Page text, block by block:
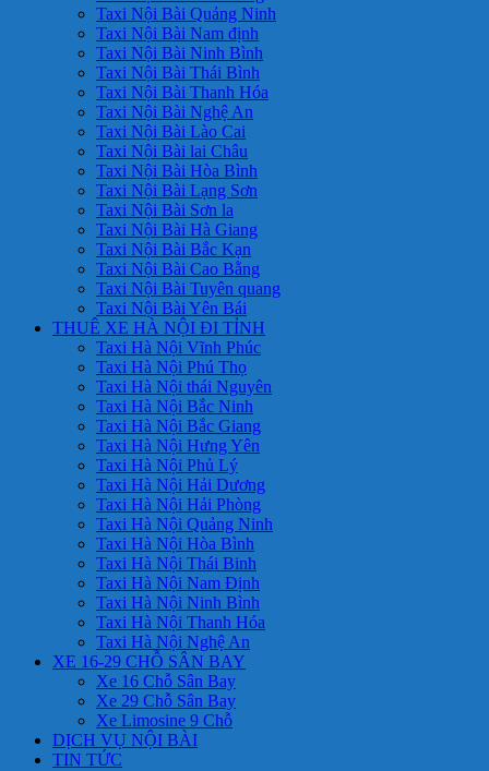
Taxi Nội Bài Quảng Ninh
Taxi Nội Bài Nam định
Taxi Nội Bài Ninh Bình
Taxi Nội Bài Thái Bình
Taxi Nội Bài Thanh Hóa
Taxi Nội Bài Nghệ An
Taxi Nội Bài Lào Cai
Taxi Nội Bài lai Châu
Taxi Nội Bài Hòa Bình
Taxi Nội Bài Lạng Sơn
Taxi Nội Bài Sơn la
Taxi Nội Bài Hà Giang
Taxi Nội Bài Bắc Kạn
Taxi Nội Bài Cao Bằng
Taxi Nội Bài Tuyên quang
Taxi Nội Bài Yên Bái
THUÊ XE HÀ NỘI ĐI TỈNH
Taxi Hà Nội Vĩnh Phúc
Taxi Hà Nội Phú Thọ
Taxi Hà Nội thái Nguyên
Taxi Hà Nội Bắc Ninh
Taxi Hà Nội Bắc Giang
Taxi Hà Nội Hưng Yên
Taxi Hà Nội Phủ Lý
Taxi Hà Nội Hải Dương
Taxi Hà Nội Hải Phòng
Taxi Hà Nội Quảng Ninh
Taxi Hà Nội Hòa Bình
Taxi Hà Nội Thái Binh
Taxi Hà Nội Nam Định
Taxi Hà Nội Ninh Bình
Taxi Hà Nội Thanh Hóa
Taxi Hà Nội Nghệ An
XE 16-29 CHỖ SÂN BAY
Xe 16 Chỗ Sân Bay
Xe 29 Chỗ Sân Bay
Xe Limosine 9 Chỗ
DỊCH VỤ NỘI BÀI
TIN TỨC